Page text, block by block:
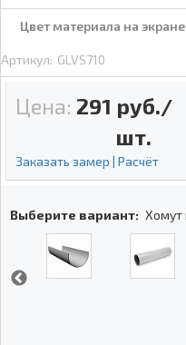
Цвет материала на
Артикул: GLVS710
Цена: 291 руб./
шт.
Заказать замер | Расчёт
Выберите вариант: Хомут